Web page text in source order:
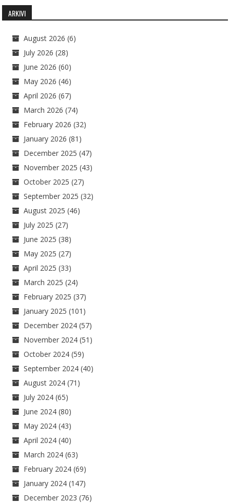
ARKIVI
August 2026 (6)
July 2026 (28)
June 2026 (60)
May 2026 (46)
April 2026 (67)
March 2026 (74)
February 2026 (32)
January 2026 (81)
December 2025 (47)
November 2025 (43)
October 2025 (27)
September 2025 (32)
August 2025 (46)
July 2025 (27)
June 2025 (38)
May 2025 (27)
April 2025 (33)
March 2025 (24)
February 2025 (37)
January 2025 (101)
December 2024 (57)
November 2024 (51)
October 2024 (59)
September 2024 (40)
August 2024 (71)
July 2024 (65)
June 2024 (80)
May 2024 (43)
April 2024 (40)
March 2024 (63)
February 2024 (69)
January 2024 (147)
December 2023 (76)